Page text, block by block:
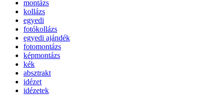
montázs
kollázs
egyedi
fotókollázs
egyedi ajándék
fotomontázs
képmontázs
kék
absztrakt
idézet
idézetek